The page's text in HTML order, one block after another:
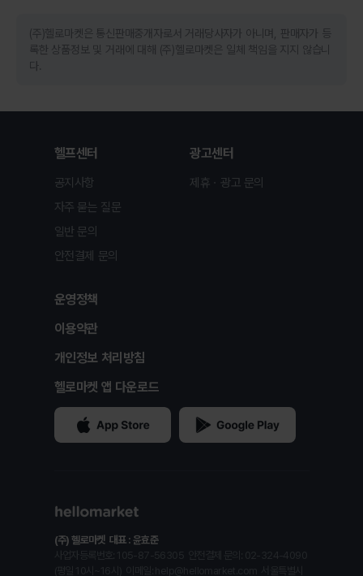
(주)헬로마켓은 통신판매중개자로서 거래당사자가 아니며, 판매자가 등
록한 상품정보 및 거래에 대해 (주)헬로마켓은 일체 책임을 지지 않습니
다.
헬프센터
공지사항
자주 묻는 질문
일반 문의
안전결제 문의
광고센터
제휴ㆍ광고 문의
운영정책
이용약관
개인정보 처리방침
헬로마켓 앱 다운로드
(주) 헬로마켓 대표 : 윤효준